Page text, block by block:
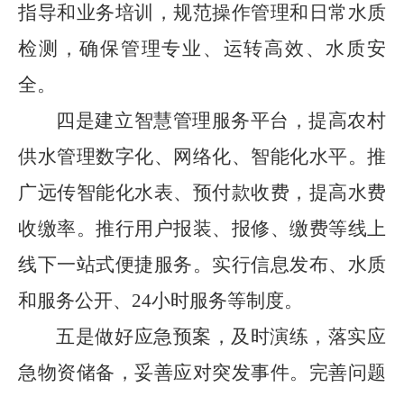
指导和业务培训，规范操作管理和日常水质
检测，确保管理专业、运转高效、水质安
全。
四是建立智慧管理服务平台，提高农村
供水管理数字化、网络化、智能化水平。推
广远传智能化水表、预付款收费，提高水费
收缴率。推行用户报装、报修、缴费等线上
线下一站式便捷服务。实行信息发布、水质
和服务公开、 24小时服务等制度。
五是做好应急预案，及时演练，落实应
急物资储备，妥善应对突发事件。完善问题